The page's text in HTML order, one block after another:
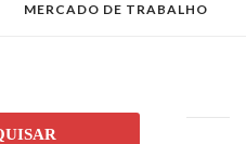
MERCADO DE TRABALHO